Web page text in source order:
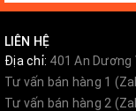
Với chiếc xe đã hoạt
và vệ sinh lại toàn bộ.
điện mới, thay toàn
Cuối cùng, xe được
LIÊN HỆ
Địa chỉ: 401 An Dương
Tư vấn bán hàng 1
Tư vấn bán hàng 2